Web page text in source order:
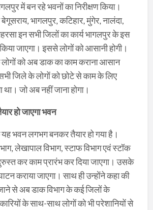
में बन रहे भवनों का निरीक्षण किया।
बेगूसराय, भागलपुर, कटिहार, मुंगेर, नालंदा,
इन सभी जिलों का कार्य भागलपुर के इस
जाएगा। इससे लोगों को आसानी होगी।
को अब डाक का काम कराना आसान
जिले के लोगों को छोटे से काम के लिए
था। जो अब नहीं जाना होगा।
हो जाएगा भवन
यह भवन लगभग बनकर तैयार हो गया है।
लेखापाल विभाग, स्टाफ विभाग एवं स्टॉक
कर काम प्रारंभ कर दिया जाएगा। उसके
कराया जाएगा। साथ ही उन्होंने कहा की
से अब डाक विभाग के कई जिलों के
के साथ-साथ लोगों को भी परेशानियों से